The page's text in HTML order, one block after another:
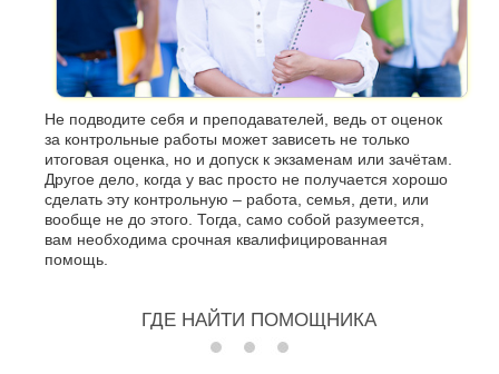
Не подводите себя и преподавателей, ведь от оценок
за контрольные работы может зависеть не только
итоговая оценка, но и допуск к экзаменам или зачётам.
Другое дело, когда у вас просто не получается хорошо
сделать эту контрольную – работа, семья, дети, или
вообще не до этого. Тогда, само собой разумеется,
вам необходима срочная квалифицированная
помощь.
ГДЕ НАЙТИ ПОМОЩНИКА